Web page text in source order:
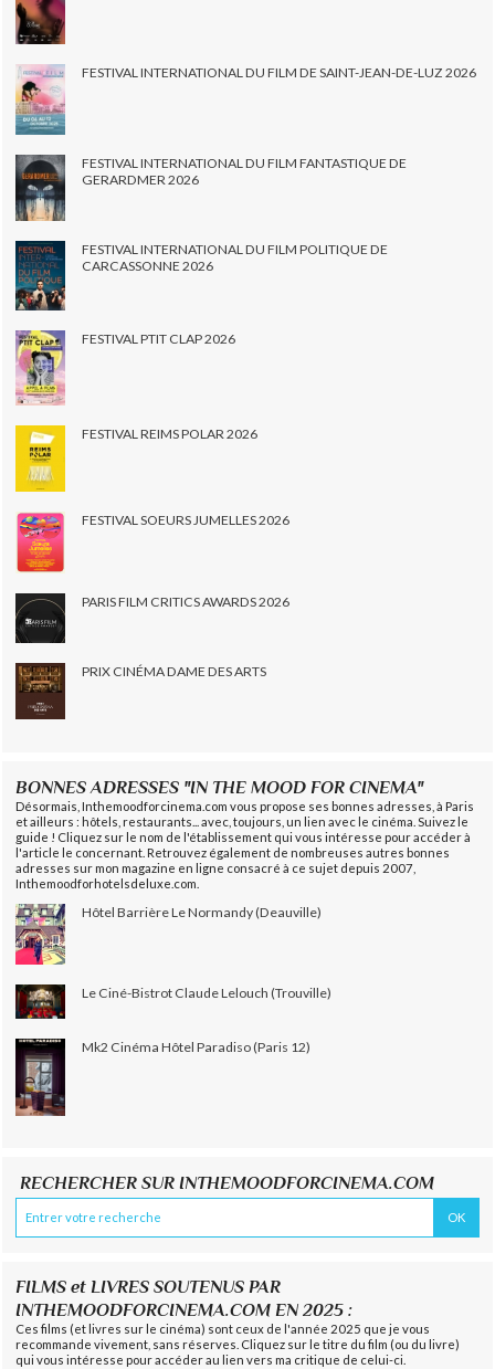
FESTIVAL INTERNATIONAL DU FILM DE SAINT-JEAN-DE-LUZ 2026
FESTIVAL INTERNATIONAL DU FILM FANTASTIQUE DE
GERARDMER 2026
FESTIVAL INTERNATIONAL DU FILM POLITIQUE DE
CARCASSONNE 2026
FESTIVAL PTIT CLAP 2026
FESTIVAL REIMS POLAR 2026
FESTIVAL SOEURS JUMELLES 2026
PARIS FILM CRITICS AWARDS 2026
PRIX CINÉMA DAME DES ARTS
BONNES ADRESSES "IN THE MOOD FOR CINEMA"
Désormais, Inthemoodforcinema.com vous propose ses bonnes adresses, à Paris
et ailleurs : hôtels, restaurants... avec, toujours, un lien avec le cinéma. Suivez le
guide ! Cliquez sur le nom de l'établissement qui vous intéresse pour accéder à
l'article le concernant. Retrouvez également de nombreuses autres bonnes
adresses sur mon magazine en ligne consacré à ce sujet depuis 2007,
Inthemoodforhotelsdeluxe.com.
Hôtel Barrière Le Normandy (Deauville)
Le Ciné-Bistrot Claude Lelouch (Trouville)
Mk2 Cinéma Hôtel Paradiso (Paris 12)
RECHERCHER SUR INTHEMOODFORCINEMA.COM
FILMS et LIVRES SOUTENUS PAR
INTHEMOODFORCINEMA.COM EN 2025 :
Ces films (et livres sur le cinéma) sont ceux de l'année 2025 que je vous
recommande vivement, sans réserves. Cliquez sur le titre du film (ou du livre)
qui vous intéresse pour accéder au lien vers ma critique de celui-ci.